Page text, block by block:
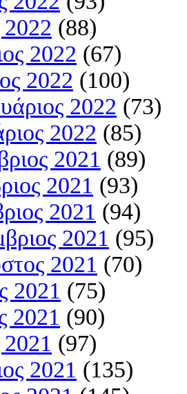
(88)
2022 (67)
2022 (100)
2022 (73)
2022 (85)
2021 (89)
2021 (93)
2021 (94)
2021 (95)
2021 (70)
2021 (75)
2021 (90)
(97)
2021 (135)